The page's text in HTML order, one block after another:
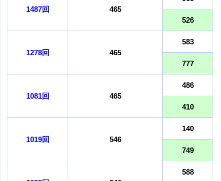
1487回 465
526
1278回 465
583
777
1081回 465
486
410
1019回 546
140
749
588